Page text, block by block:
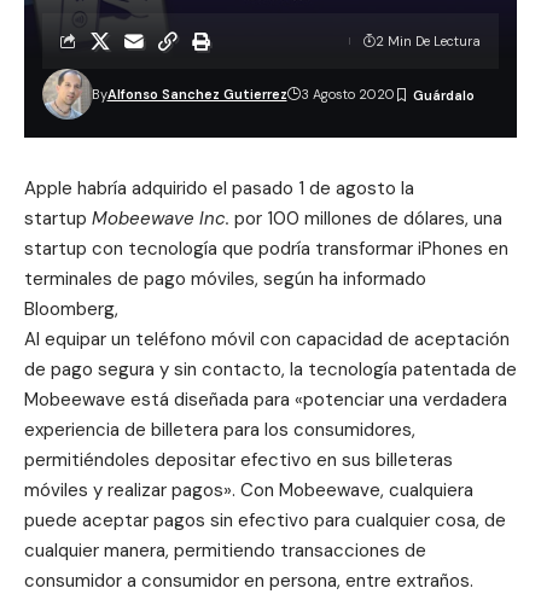
ByAlfonso Sanchez Gutierrez 3 Agosto 2020
2 Min De Lectura
Apple habría adquirido el pasado 1 de agosto la
startup Mobeewave Inc. por 100 millones de dólares, una
startup con tecnología que podría transformar iPhones en
terminales de pago móviles, según ha informado
Bloomberg,
Al equipar un teléfono móvil con capacidad de aceptación
de pago segura y sin contacto, la tecnología patentada de
Mobeewave está diseñada para «potenciar una verdadera
experiencia de billetera para los consumidores,
permitiéndoles depositar efectivo en sus billeteras
móviles y realizar pagos». Con Mobeewave, cualquiera
puede aceptar pagos sin efectivo para cualquier cosa, de
cualquier manera, permitiendo transacciones de
consumidor a consumidor en persona, entre extraños.